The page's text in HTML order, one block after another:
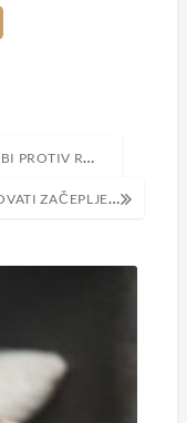
ČISTI KRV…
ZNATE LI ŠTA MOŽE PROUZROKOVATI ZAČEPLJEN NOS?!